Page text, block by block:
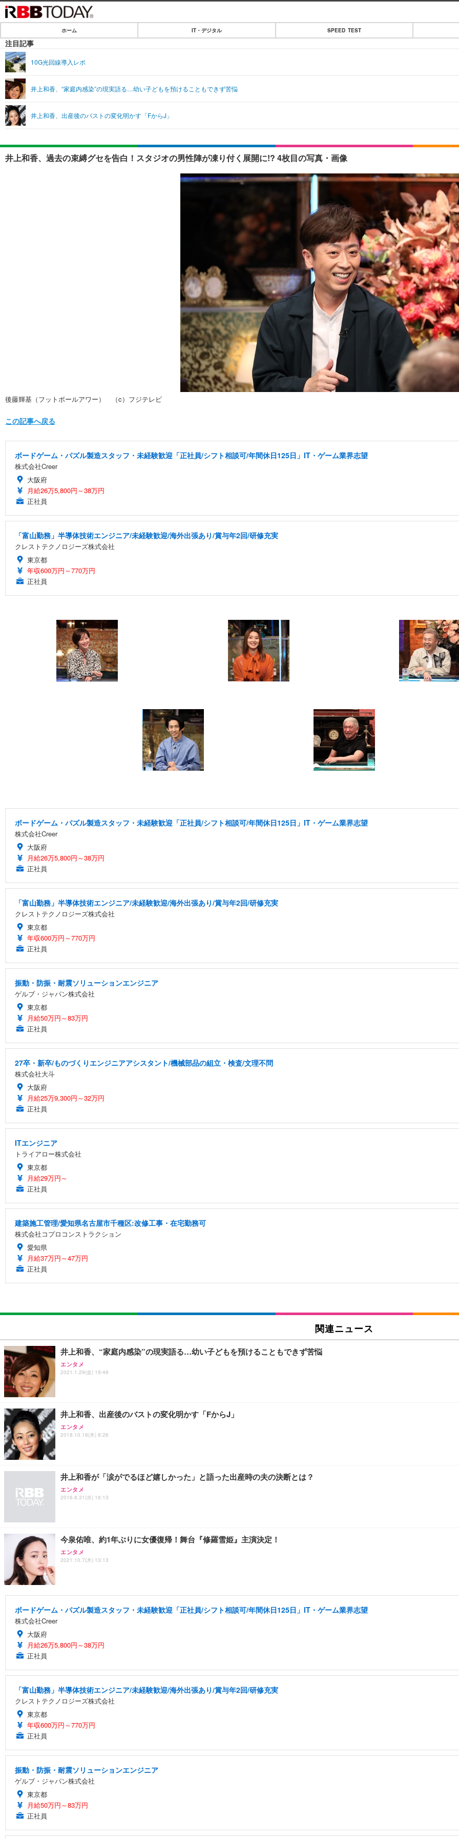
IT・デジタル
ショッピング
SPEED TEST
エンタメ
エンタメTOP
音楽
グラビア
ライフ
ライフTOP
ペット
その他
リリース一覧
ホーム IT・デジタル SPEED TEST
注目記事
10G光回線導入レポ
井上和香、“家庭内感染”の現実語る…幼い子どもを預けることもできず苦悩
井上和香、出産後のバストの変化明かす「FからJ」
井上和香、過去の束縛グセを告白！スタジオの男性陣が凍り付く展開に!? 4枚目の写真・画像
後藤輝基（フットボールアワー） （c）フジテレビ
この記事へ戻る
ボードゲーム・パズル製造スタッフ・未経験歓迎「正社員/シフト相談可/年間休日125日」IT・ゲーム業界志望
株式会社Creer
大阪府
月給26万5,800円～38万円
正社員
「富山勤務」半導体技術エンジニア/未経験歓迎/海外出張あり/賞与年2回/研修充実
クレストテクノロジーズ株式会社
東京都
年収600万円～770万円
正社員
ボードゲーム・パズル製造スタッフ・未経験歓迎「正社員/シフト相談可/年間休日125日」IT・ゲーム業界志望
株式会社Creer
大阪府
月給26万5,800円～38万円
正社員
「富山勤務」半導体技術エンジニア/未経験歓迎/海外出張あり/賞与年2回/研修充実
クレストテクノロジーズ株式会社
東京都
年収600万円～770万円
正社員
振動・防振・耐震ソリューションエンジニア
ゲルブ・ジャパン株式会社
東京都
月給50万円～83万円
正社員
27卒・新卒/ものづくりエンジニアアシスタント/機械部品の組立・検査/文理不問
株式会社大斗
大阪府
月給25万9,300円～32万円
正社員
ITエンジニア
トライアロー株式会社
東京都
月給29万円～
正社員
建築施工管理/愛知県名古屋市千種区:改修工事・在宅勤務可
株式会社コプロコンストラクション
愛知県
月給37万円～47万円
正社員
関連ニュース
井上和香、“家庭内感染”の現実語る…幼い子どもを預けることもできず苦悩
エンタメ
2021.1.29(金) 19:49
井上和香、出産後のバストの変化明かす「FからJ」
エンタメ
2018.10.18(木) 8:26
井上和香が「涙がでるほど嬉しかった」と語った出産時の夫の決断とは？
エンタメ
2016.8.31(水) 16:13
今泉佑唯、約1年ぶりに女優復帰！舞台『修羅雪姫』主演決定！
エンタメ
2021.10.7(木) 13:13
ボードゲーム・パズル製造スタッフ・未経験歓迎「正社員/シフト相談可/年間休日125日」IT・ゲーム業界志望
株式会社Creer
大阪府
月給26万5,800円～38万円
正社員
「富山勤務」半導体技術エンジニア/未経験歓迎/海外出張あり/賞与年2回/研修充実
クレストテクノロジーズ株式会社
東京都
年収600万円～770万円
正社員
振動・防振・耐震ソリューションエンジニア
ゲルブ・ジャパン株式会社
東京都
月給50万円～83万円
正社員